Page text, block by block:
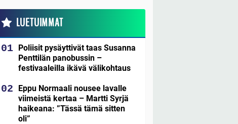
LUETUIMMAT
Poliisit pysäyttivät taas Susanna
Penttilän panobussin –
festivaaleilla ikävä välikohtaus
Eppu Normaali nousee lavalle
viimeistä kertaa – Martti Syrjä
haikeana: ”Tässä tämä sitten
oli”